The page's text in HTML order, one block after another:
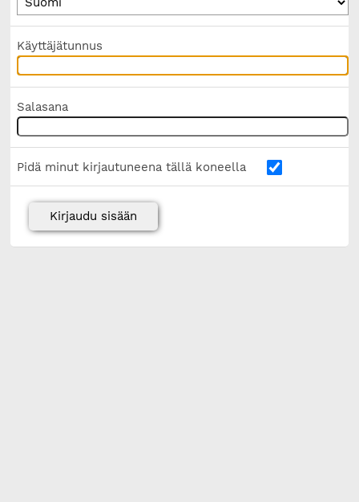
Käyttäjätunnus
Salasana
Pidä minut kirjautuneena tällä koneella